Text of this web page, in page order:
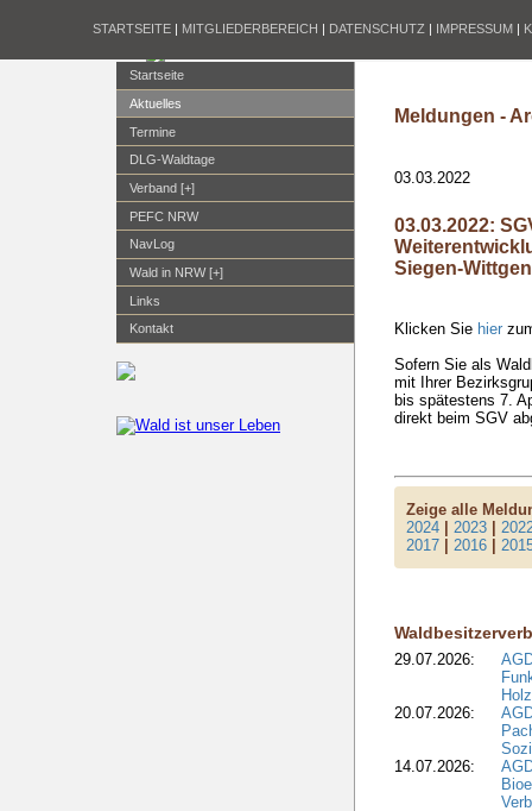
STARTSEITE | MITGLIEDERBEREICH | DATENSCHUTZ | IMPRESSUM |
Startseite
Aktuelles
Termine
DLG-Waldtage
Verband [+]
PEFC NRW
NavLog
Wald in NRW [+]
Links
Kontakt
Meldungen -
03.03.2022
03.03.2022:
Siegen-
Klicken Sie hier
Sofern Sie als
mit Ihrer
bis spätestens 7.
direkt beim SGV
Zeige alle
2024 |2023 |
2017 |2016 |
29.07.2026:
20.07.2026:
14.07.2026: